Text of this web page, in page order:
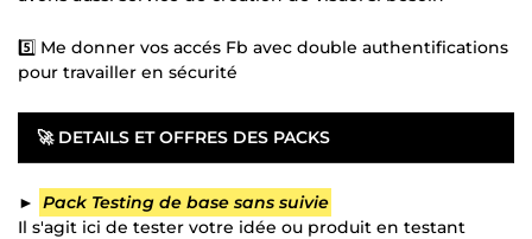
5️⃣ Me donner vos accés Fb avec double authentifications
pour travailler en sécurité
🚀 DETAILS ET OFFRES DES PACKS
► Pack Testing de base sans suivie
Il s'agit ici de tester votre idée ou produit en testant